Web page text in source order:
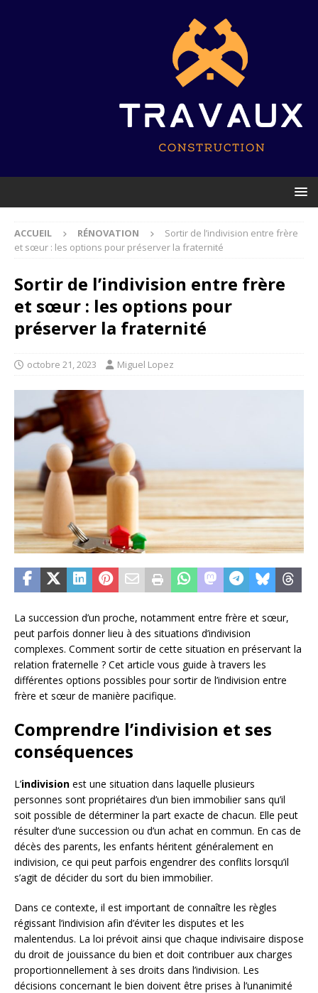
ACCUEIL RÉNOVATION
Sortir de l’indivision entre frère
et sœur : les options pour préserver la fraternité
Sortir de l’indivision entre frère
et sœur : les options pour
préserver la fraternité
octobre 21, 2023 Miguel Lopez
La succession d’un proche, notamment entre frère et sœur,
peut parfois donner lieu à des situations d’indivision
complexes. Comment sortir de cette situation en préservant la
relation fraternelle ? Cet article vous guide à travers les
différentes options possibles pour sortir de l’indivision entre
frère et sœur de manière pacifique.
Comprendre l’indivision et ses
conséquences
L’indivision est une situation dans laquelle plusieurs
personnes sont propriétaires d’un bien immobilier sans qu’il
soit possible de déterminer la part exacte de chacun. Elle peut
résulter d’une succession ou d’un achat en commun. En cas de
décès des parents, les enfants héritent généralement en
indivision, ce qui peut parfois engendrer des conflits lorsqu’il
s’agit de décider du sort du bien immobilier.
Dans ce contexte, il est important de connaître les règles
régissant l’indivision afin d’éviter les disputes et les
malentendus. La loi prévoit ainsi que chaque indivisaire dispose
du droit de jouissance du bien et doit contribuer aux charges
proportionnellement à ses droits dans l’indivision. Les
décisions concernant le bien doivent être prises à l’unanimité